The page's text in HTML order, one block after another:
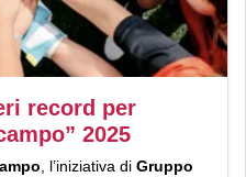
record per
2025
, l’iniziativa di Gruppo